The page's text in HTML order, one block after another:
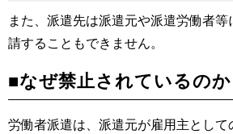
また、派遣先は派遣元や派遣労働者
請することもできません。
■なぜ禁止されているのか
労働者派遣は、派遣元が雇用主として